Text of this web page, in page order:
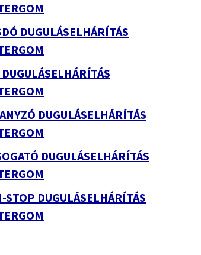
DUGULÁSELHÁRÍTÁS
DUGULÁSELHÁRÍTÁS
DUGULÁSELHÁRÍTÁS
STOP DUGULÁSELHÁRÍTÁS